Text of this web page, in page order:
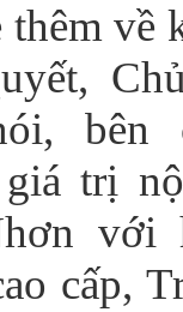
thêm về
bên
trị
với
cấp,